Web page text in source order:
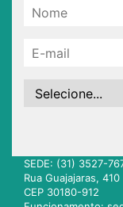
SEDE: (31) 3527-
Rua Guajajaras,
CEP 30180-912